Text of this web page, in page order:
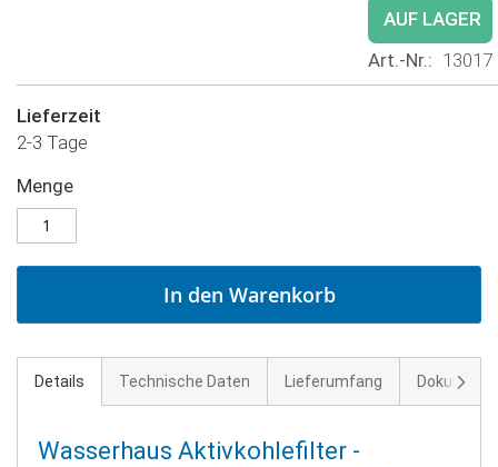
AUF LAGER
Art.-Nr.
13017
Lieferzeit
2-3 Tage
Menge
In den Warenkorb
Details Technische Daten Lieferumfang
Wasserhaus Aktivkohlefilter -